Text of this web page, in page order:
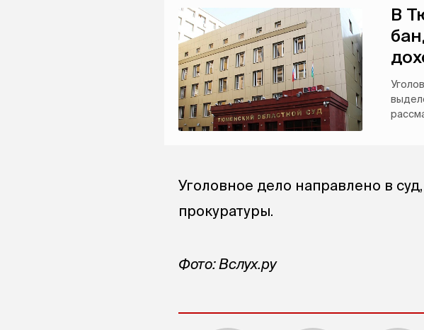
В
Уголовное дело направлено в
прокуратуры.
Фото: Вслух.ру